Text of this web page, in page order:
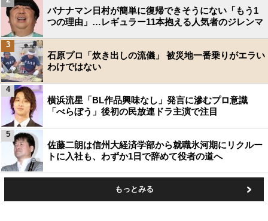
バナナマン日村が簡単に復帰できそうにない「もう1
つの理由」…レギュラー11本抱える人気者のジレンマ
石原プロ「炊き出しの流儀」 被災地一番乗りがエラい
わけではない
3
横浜流星「BL作品興味なし」発言に滲むプロ意識
「べらぼう」後初の民放連ドラ主演で注目
4
佐藤二朗は信州大経済学部から就職氷河期にリクルー
トに入社も、わずか1日で辞めて役者の道へ
5
もっとみる